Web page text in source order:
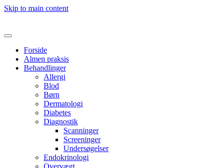
Skip to main content
Forside
Almen praksis
Behandlinger
Allergi
Blod
Børn
Dermatologi
Diabetes
Diagnostik
Scanninger
Screeninger
Undersøgelser
Endokrinologi
Overvægt